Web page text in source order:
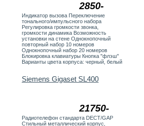
2850-
Индикатор вызова Переключение
тонального/импульсного набора
Регулировка громкости звонка,
громкости динамика Возможность
установки на стене Однокнопочный
повторный набор 10 номеров
Однокнопочный набор 20 номеров
Блокировка клавиатуры Кнопка "флэш"
Варианты цвета корпуса: черный, белый
21750-
Siemens Gigaset SL400
Радиотелефон стандарта DECT/GAP
Стильный металлический корпус,